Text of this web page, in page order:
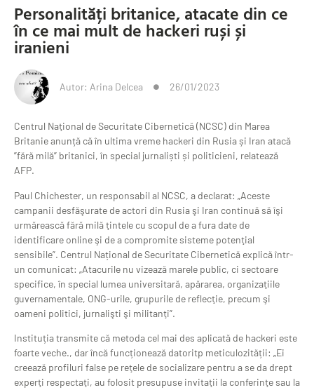
Personalități britanice, atacate din ce
în ce mai mult de hackeri ruși și
iranieni
Autor: Arina Delcea 26/01/2023
Centrul Naţional de Securitate Cibernetică (NCSC) din Marea
Britanie anunță că în ultima vreme hackeri din Rusia și Iran atacă
”fără milă” britanici, în special jurnaliști și politicieni, relatează
AFP.
Paul Chichester, un responsabil al NCSC, a declarat: „Aceste
campanii desfăşurate de actori din Rusia şi Iran continuă să îşi
urmărească fără milă ţintele cu scopul de a fura date de
identificare online şi de a compromite sisteme potenţial
sensibile”. Centrul Național de Securitate Cibernetică explică într-
un comunicat: „Atacurile nu vizează marele public, ci sectoare
specifice, în special lumea universitară, apărarea, organizaţiile
guvernamentale, ONG-urile, grupurile de reflecţie, precum şi
oameni politici, jurnalişti şi militanţi”.
Instituția transmite că metoda cel mai des aplicată de hackeri este
foarte veche., dar încă funcționează datoritp meticulozității: „Ei
creează profiluri false pe reţele de socializare pentru a se da drept
experţi respectaţi, au folosit presupuse invitaţii la conferinţe sau la